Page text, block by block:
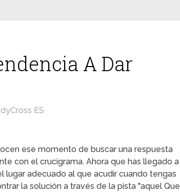
A Dar
ES
ese momento de buscar una respuesta
con el crucigrama. Ahora que has llegado a
lugar adecuado al que acudir cuando tengas
la solución a través de la pista "aquel Que